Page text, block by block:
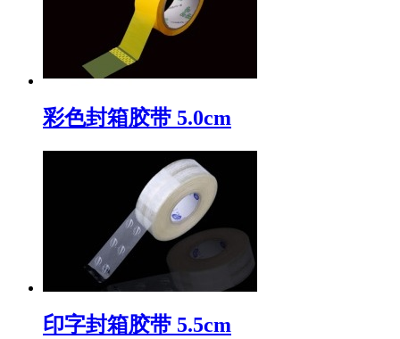
彩色封箱胶带 5.0cm
印字封箱胶带 5.5cm